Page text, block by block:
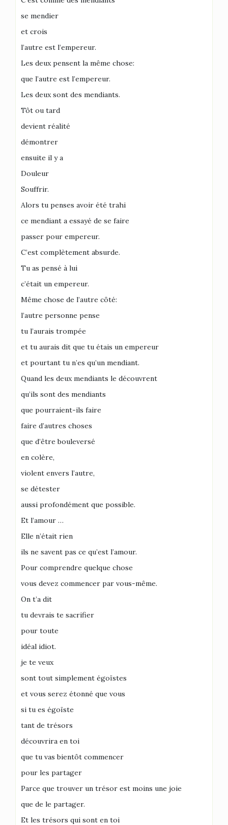
se mendier
et crois
l’autre est l’empereur.
Les deux pensent la même chose:
que l’autre est l’empereur.
Les deux sont des mendiants.
Tôt ou tard
devient réalité
démontrer
ensuite il y a
Douleur
Souffrir.
Alors tu penses avoir été trahi
ce mendiant a essayé de se faire
passer pour empereur.
C’est complètement absurde.
Tu as pensé à lui
c’était un empereur.
Même chose de l’autre côté:
l’autre personne pense
tu l’aurais trompée
et tu aurais dit que tu étais un empereur
et pourtant tu n’es qu’un mendiant.
Quand les deux mendiants le découvrent
qu’ils sont des mendiants
que pourraient-ils faire
faire d’autres choses
que d’être bouleversé
en colère,
violent envers l’autre,
se détester
aussi profondément que possible.
Et l’amour …
Elle n’était rien
ils ne savent pas ce qu’est l’amour.
Pour comprendre quelque chose
vous devez commencer par vous-même.
On t’a dit
tu devrais te sacrifier
pour toute
idéal idiot.
je te veux
sont tout simplement égoïstes
et vous serez étonné que vous
si tu es égoïste
tant de trésors
découvrira en toi
que tu vas bientôt commencer
pour les partager
Parce que trouver un trésor est moins une joie
que de le partager.
Et les trésors qui sont en toi